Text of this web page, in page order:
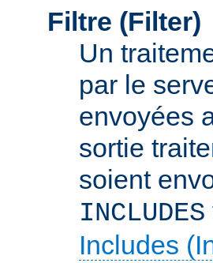
Filtre (Filter)
Un
par le
envoyées
sortie
soient
INCLUDES
Includes